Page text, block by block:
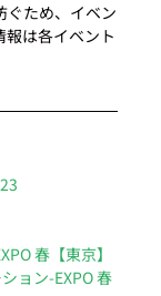
ぐため、イベン
報は各イベント
春【東京】
ョン-EXPO 春